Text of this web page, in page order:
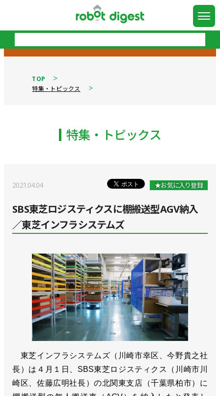
TOP
特集・トピックス
特集・トピックス
2021.04.04 ★お気に入り登録
SBS東芝ロジスティクスに棚搬送型AGV納入
／東芝インフラシステムズ
東芝インフラシステムズ（川崎市幸区、今野貴之社
長）は４月１日、SBS東芝ロジスティクス（川崎市川
崎区、佐藤広明社長）の北関東支店（千葉県柏市）に